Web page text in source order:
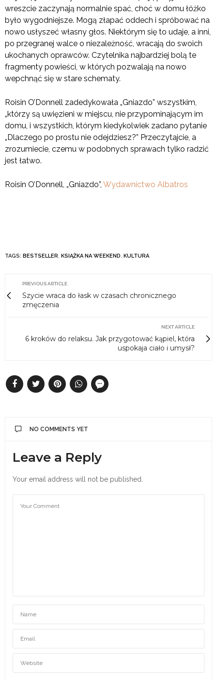
wreszcie zaczynają normalnie spać, choć w domu łóżko
było wygodniejsze. Mogą złapać oddech i spróbować na
nowo usłyszeć własny głos. Niektórym się to udaje, a inni,
po przegranej walce o niezależność, wracają do swoich
ukochanych oprawców. Czytelnika najbardziej bolą te
fragmenty powieści, w których pozwalają na nowo
wepchnąć się w stare schematy.
Roisin O’Donnell zadedykowała „Gniazdo” wszystkim,
„którzy są uwięzieni w miejscu, nie przypominającym im
domu, i wszystkich, którym kiedykolwiek zadano pytanie
„Dlaczego po prostu nie odejdziesz?” Przeczytajcie, a
zrozumiecie, czemu w podobnych sprawach tylko radzić
jest łatwo.
Roisin O’Donnell, „Gniazdo”, Wydawnictwo Albatros
TAGS: BESTSELLER, KSIĄŻKA NA WEEKEND, KULTURA
PREVIOUS ARTICLE
Szycie wraca do łask w czasach chronicznego
zmęczenia
NEXT ARTICLE
6 kroków do relaksu. Jak przygotować kąpiel, która
uspokaja ciało i umysł?
NO COMMENTS YET
Leave a Reply
Your email address will not be published.